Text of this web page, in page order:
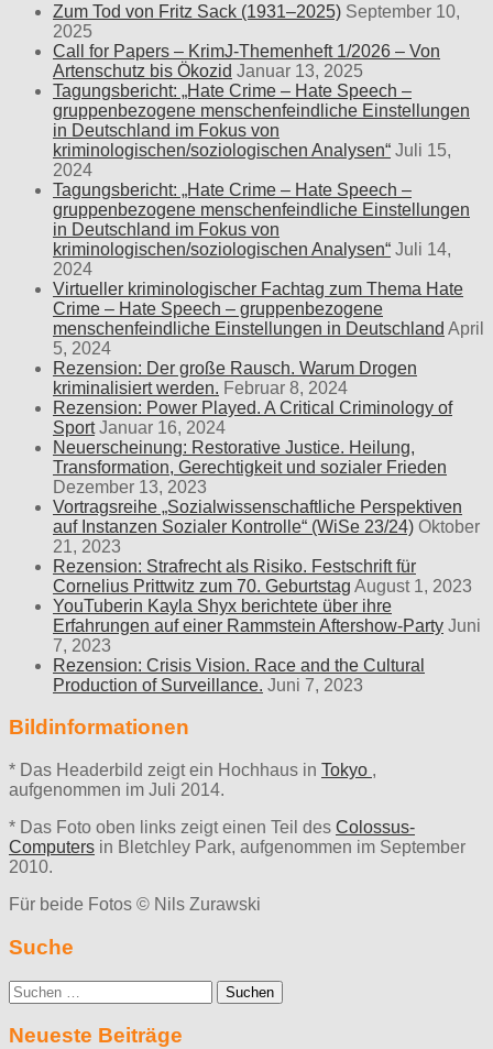
Zum Tod von Fritz Sack (1931–2025) September 10,
2025
Call for Papers – KrimJ-Themenheft 1/2026 – Von
Artenschutz bis Ökozid Januar 13, 2025
Tagungsbericht: „Hate Crime – Hate Speech –
gruppenbezogene menschenfeindliche Einstellungen
in Deutschland im Fokus von
kriminologischen/soziologischen Analysen“ Juli 15,
2024
Tagungsbericht: „Hate Crime – Hate Speech –
gruppenbezogene menschenfeindliche Einstellungen
in Deutschland im Fokus von
kriminologischen/soziologischen Analysen“ Juli 14,
2024
Virtueller kriminologischer Fachtag zum Thema Hate
Crime – Hate Speech – gruppenbezogene
menschenfeindliche Einstellungen in Deutschland April
5, 2024
Rezension: Der große Rausch. Warum Drogen
kriminalisiert werden. Februar 8, 2024
Rezension: Power Played. A Critical Criminology of
Sport Januar 16, 2024
Neuerscheinung: Restorative Justice. Heilung,
Transformation, Gerechtigkeit und sozialer Frieden
Dezember 13, 2023
Vortragsreihe „Sozialwissenschaftliche Perspektiven
auf Instanzen Sozialer Kontrolle“ (WiSe 23/24) Oktober
21, 2023
Rezension: Strafrecht als Risiko. Festschrift für
Cornelius Prittwitz zum 70. Geburtstag August 1, 2023
YouTuberin Kayla Shyx berichtete über ihre
Erfahrungen auf einer Rammstein Aftershow-Party Juni
7, 2023
Rezension: Crisis Vision. Race and the Cultural
Production of Surveillance. Juni 7, 2023
Bildinformationen
* Das Headerbild zeigt ein Hochhaus in Tokyo ,
aufgenommen im Juli 2014.
* Das Foto oben links zeigt einen Teil des Colossus-
Computers in Bletchley Park, aufgenommen im September
2010.
Für beide Fotos © Nils Zurawski
Suche
Suche
nach:
Neueste Beiträge